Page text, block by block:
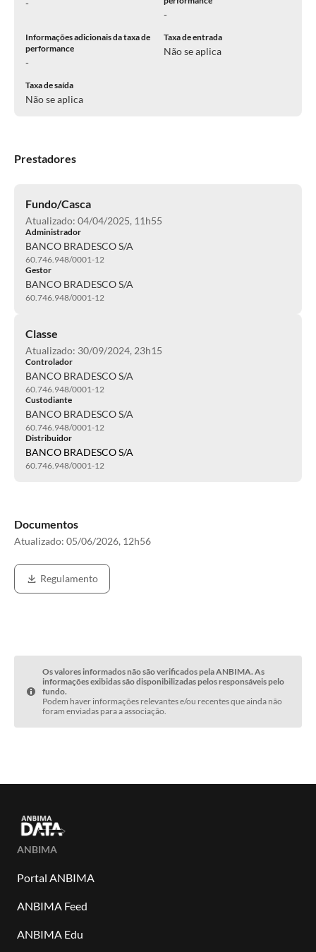
-
-
Informações adicionais da taxa de
performance
-
Taxa de entrada
Não se aplica
Taxa de saída
Não se aplica
Prestadores
Fundo/Casca
Atualizado: 04/04/2025, 11h55
Administrador
BANCO BRADESCO S/A
60.746.948/0001-12
Gestor
BANCO BRADESCO S/A
60.746.948/0001-12
Classe
Atualizado: 30/09/2024, 23h15
Controlador
BANCO BRADESCO S/A
60.746.948/0001-12
Custodiante
BANCO BRADESCO S/A
60.746.948/0001-12
Distribuidor
BANCO BRADESCO S/A
60.746.948/0001-12
Documentos
Atualizado: 05/06/2026, 12h56
Regulamento
Os valores informados não são verificados pela ANBIMA. As
informações exibidas são disponibilizadas pelos responsáveis pelo
fundo.
Podem haver informações relevantes e/ou recentes que ainda não
foram enviadas para a associação.
ANBIMA
Portal ANBIMA
ANBIMA Feed
ANBIMA Edu